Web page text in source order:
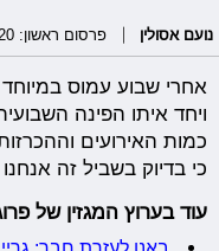
נועם אסולין פרסום ראשון: 14/03/2020, 20:50
אחרי שבוע עמוס
ויחד איתו הפינה
כמות האירועים
כי בדיוק בשביל זה
עוד בערוץ המגזין של